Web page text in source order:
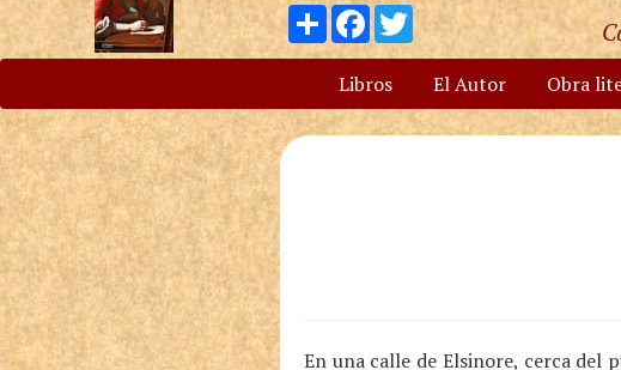
Compartir
Facebook
Twitter
Libros El Autor Obra
En una calle de Elsinore, cerca del